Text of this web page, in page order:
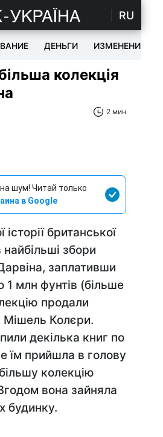
RU
ДЕНЬГИ ИЗМЕНЕНИЯ
колекція
2 мин
шум! Читай только
в Google
британської
збори
заплативши
1 млн фунтів (більше
продали
Мішель Колєри.
декілька книг по
їм прийшла в голову
колекцію
вона зайняла
будинку.